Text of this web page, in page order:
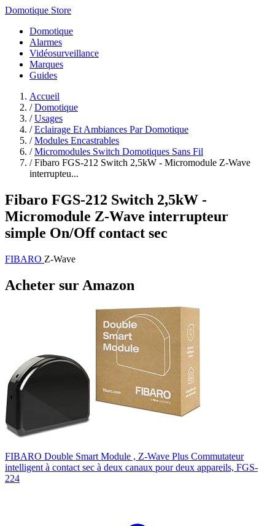
Domotique Store
Domotique
Alarmes
Vidéosurveillance
Marques
Guides
Accueil
/ Domotique
/ Usages
/ Eclairage Et Ambiances Par Domotique
/ Modules Encastrables
/ Micromodules Switch Domotiques Sans Fil
/ Fibaro FGS-212 Switch 2,5kW - Micromodule Z-Wave
interrupteu...
Fibaro FGS-212 Switch 2,5kW -
Micromodule Z-Wave interrupteur
simple On/Off contact sec
FIBARO Z-Wave
Acheter sur Amazon
FIBARO Double Smart Module , Z-Wave Plus Commutateur
intelligent à contact sec à deux canaux pour deux appareils, FGS-
224